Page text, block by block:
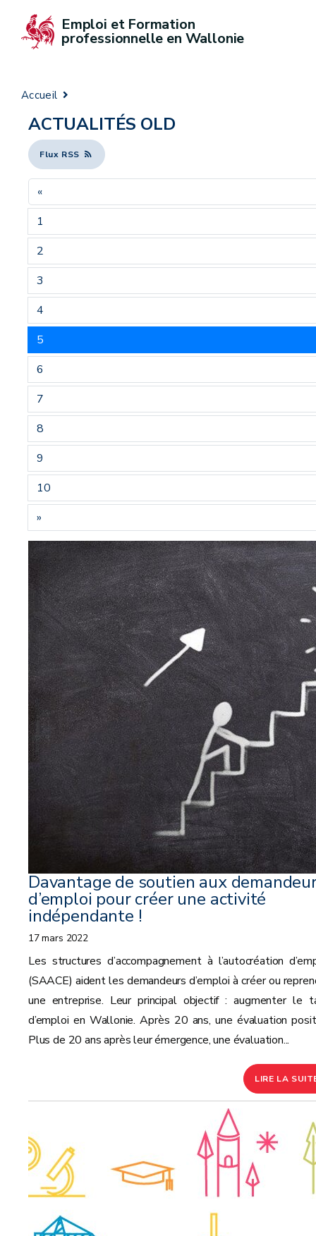
Emploi et Formation
professionnelle en Wallonie
Accueil
ACTUALITÉS OLD
Flux RSS
«
1
2
3
4
5
6
7
8
9
10
»
Davantage de soutien aux
d’emploi pour créer une activité
indépendante !
17 mars 2022
Les structures d’accompagnement à l’autocréation
(SAACE) aident les demandeurs d’emploi à créer ou
une entreprise. Leur principal objectif : augmenter le
d’emploi en Wallonie. Après 20 ans, une évaluation
Plus de 20 ans après leur émergence, une évaluation...
LIRE LA